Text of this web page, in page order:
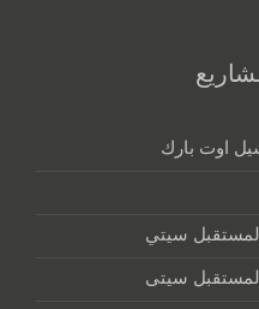
اوت بارك
سيتي
سيتى